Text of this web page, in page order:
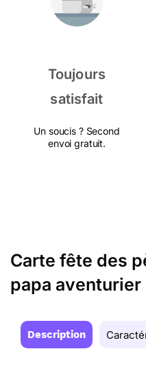
Toujours
satisfait
Un soucis ? Second
envoi gratuit.
Carte fête des
papa aventurier
Description